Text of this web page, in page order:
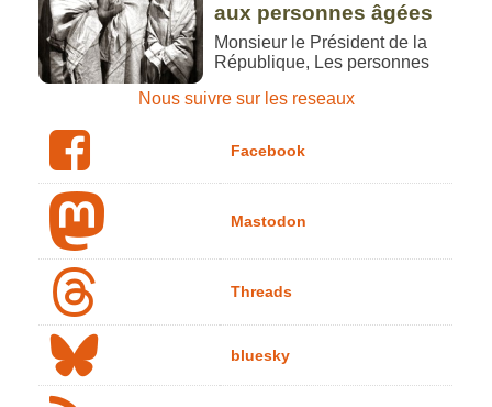
aux personnes âgées
Monsieur le Président de la
République, Les personnes
Nous suivre sur les reseaux
Facebook
Mastodon
Threads
bluesky